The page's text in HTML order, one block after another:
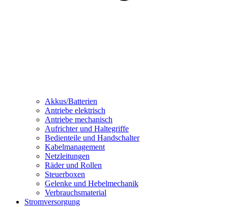
Akkus/Batterien
Antriebe elektrisch
Antriebe mechanisch
Aufrichter und Haltegriffe
Bedienteile und Handschalter
Kabelmanagement
Netzleitungen
Räder und Rollen
Steuerboxen
Gelenke und Hebelmechanik
Verbrauchsmaterial
Stromversorgung